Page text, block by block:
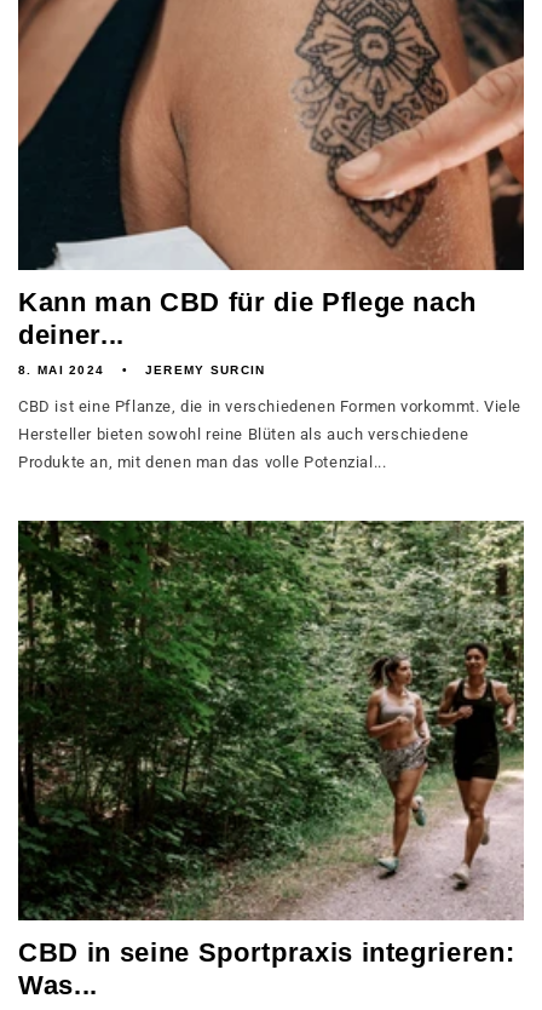
Kann man CBD für die Pflege nach
deiner...
8. MAI 2024 JEREMY SURCIN
CBD ist eine Pflanze, die in verschiedenen Formen vorkommt. Viele
Hersteller bieten sowohl reine Blüten als auch verschiedene
Produkte an, mit denen man das volle Potenzial...
CBD in seine Sportpraxis integrieren:
Was...